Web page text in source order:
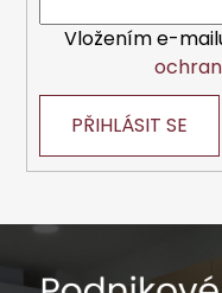
Vložením e-
PŘIHLÁSIT SE